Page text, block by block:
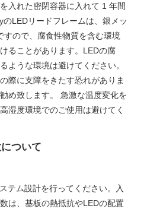
入れた密閉容器に入れて 1 年間
LEDリードフレームは、銀メッ
すので、腐食性物質を含む環境
ることがあります。LEDの腐
ような環境は避けてください。
際に支障をきたす恐れがありま
め致します。 急激な温度変化を
湿度環境でのご使用は避けてく
ついて
テム設計を行ってください。入
は、基板の熱抵抗やLEDの配置